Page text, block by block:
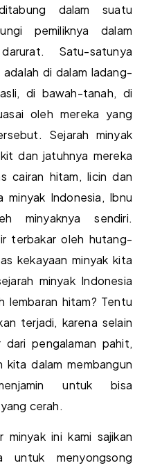
dalam suatu
pemiliknya dalam
Satu-satunya
di dalam ladang-
di bawah-tanah, di
oleh mereka yang
Sejarah minyak
dan jatuhnya mereka
cairan hitam, licin dan
minyak Indonesia, Ibnu
minyaknya sendiri.
terbakar oleh hutang-
kekayaan minyak kita
minyak Indonesia
lembaran hitam? Tentu
terjadi, karena selain
pengalaman pahit,
dalam membangun
untuk bisa
cerah.
minyak ini kami sajikan
untuk menyongsong